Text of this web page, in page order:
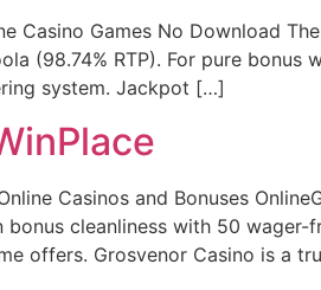
Casino Games No Download
(98.74% RTP). For pure
system. Jackpot […]
Casinos and Bonuses
bonus cleanliness with 50
offers. Grosvenor Casino is a